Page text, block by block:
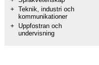
+ Teknik, industri och
kommunikationer
+
Uppfostran och
undervisning